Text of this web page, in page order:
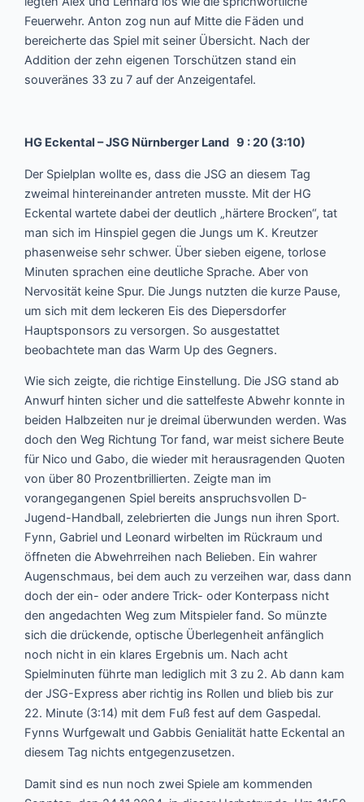
Feuerwehr. Anton zog nun auf Mitte die Fäden und
bereicherte das Spiel mit seiner Übersicht. Nach der
Addition der zehn eigenen Torschützen stand ein
souveränes 33 zu 7 auf der Anzeigentafel.
HG Eckental – JSG Nürnberger Land 9 : 20 (3:10)
Der Spielplan wollte es, dass die JSG an diesem Tag
zweimal hintereinander antreten musste. Mit der HG
Eckental wartete dabei der deutlich „härtere Brocken“, tat
man sich im Hinspiel gegen die Jungs um K. Kreutzer
phasenweise sehr schwer. Über sieben eigene, torlose
Minuten sprachen eine deutliche Sprache. Aber von
Nervosität keine Spur. Die Jungs nutzten die kurze Pause,
um sich mit dem leckeren Eis des Diepersdorfer
Hauptsponsors zu versorgen. So ausgestattet
beobachtete man das Warm Up des Gegners.
Wie sich zeigte, die richtige Einstellung. Die JSG stand ab
Anwurf hinten sicher und die sattelfeste Abwehr konnte in
beiden Halbzeiten nur je dreimal überwunden werden. Was
doch den Weg Richtung Tor fand, war meist sichere Beute
für Nico und Gabo, die wieder mit herausragenden Quoten
von über 80 Prozentbrillierten. Zeigte man im
vorangegangenen Spiel bereits anspruchsvollen D-
Jugend-Handball, zelebrierten die Jungs nun ihren Sport.
Fynn, Gabriel und Leonard wirbelten im Rückraum und
öffneten die Abwehrreihen nach Belieben. Ein wahrer
Augenschmaus, bei dem auch zu verzeihen war, dass dann
doch der ein- oder andere Trick- oder Konterpass nicht
den angedachten Weg zum Mitspieler fand. So münzte
sich die drückende, optische Überlegenheit anfänglich
noch nicht in ein klares Ergebnis um. Nach acht
Spielminuten führte man lediglich mit 3 zu 2. Ab dann kam
der JSG-Express aber richtig ins Rollen und blieb bis zur
22. Minute (3:14) mit dem Fuß fest auf dem Gaspedal.
Fynns Wurfgewalt und Gabbis Genialität hatte Eckental an
diesem Tag nichts entgegenzusetzen.
Damit sind es nun noch zwei Spiele am kommenden